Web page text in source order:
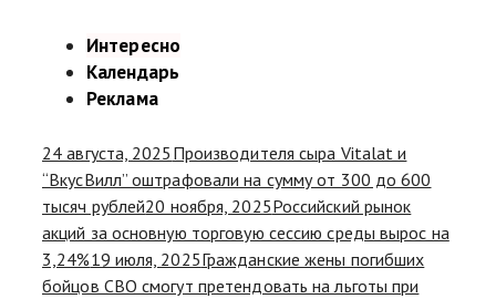
Интересно
Календарь
Реклама
24 августа, 2025 Производителя сыра Vitalat и
“ВкусВилл” оштрафовали на сумму от 300 до 600
тысяч рублей20 ноября, 2025Российский рынок
акций за основную торговую сессию среды вырос на
3,24%19 июля, 2025Гражданские жены погибших
бойцов СВО смогут претендовать на льготы при